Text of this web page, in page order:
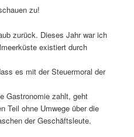
zu!
zurück. Dieses Jahr war ich
existiert durch
es mit der Steuermoral der
Gastronomie zahlt, geht
Teil ohne Umwege über die
der Geschäftsleute.